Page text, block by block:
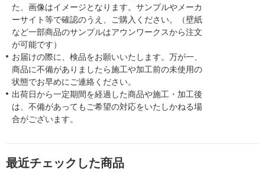
た、画像はイメージとなります。サンプルやメーカ
ーサイト等で確認のうえ、ご購入ください。（壁紙
など一部商品のサンプルはアウンワークスから注文
が可能です）
お届けの際に、検品をお願いいたします。万が一、
商品に不備がありましたら施工や加工前の未使用の
状態でお早めにご連絡ください。
出荷日から一定期間を経過した商品や施工・加工後
は、不備があってもご希望の対応をいたしかねる場
合がございます。
最近チェックした商品